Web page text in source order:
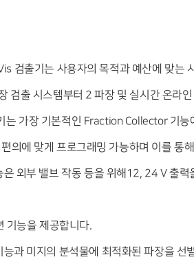
검출기는 사용자의 목적과 예산에 맞는
검출 시스템부터 2 파장 및 실시간 온라
가장 기본적인 Fraction Collector 기능
의에 맞게 프로그래밍 가능하며 이를 통
은 외부 밸브 작동 등을 위해12, 24 V 출
기능을 제공합니다.
능과 미지의 분석물에 최적화된 파장을 선